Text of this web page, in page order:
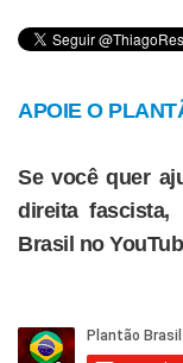
APOIE O
Se você quer
direita fascista,
Brasil no